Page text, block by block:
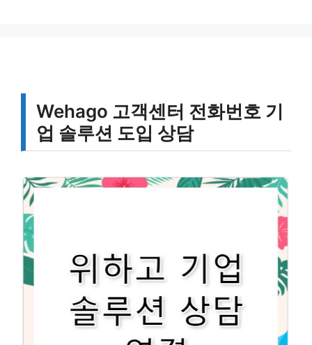
Wehago 고객센터 전화번호 기
업 솔루션 도입 상담